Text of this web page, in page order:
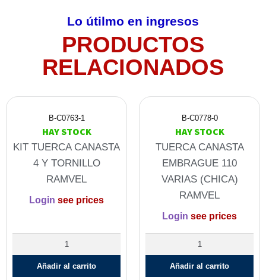
Lo útilmo en ingresos
PRODUCTOS
RELACIONADOS
B-C0763-1
HAY STOCK
KIT TUERCA CANASTA
4 Y TORNILLO
RAMVEL
Login see prices
Añadir al carrito
B-C0778-0
HAY STOCK
TUERCA CANASTA
EMBRAGUE 110
VARIAS (CHICA)
RAMVEL
Login see prices
Añadir al carrito